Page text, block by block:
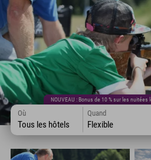
NOUVEAU : Bonus de 10 % sur les
Où
Tous les hôtels
Quand
Flexible